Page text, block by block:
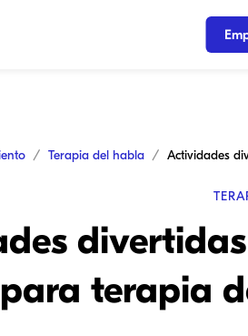
Terapia del habla
para terapia